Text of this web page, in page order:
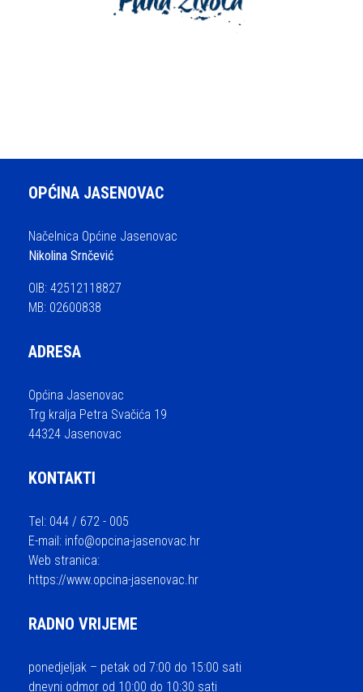
OPĆINA JASENOVAC
Načelnica Općine Jasenovac
Nikolina Srnčević
OIB: 42512118827
MB: 02600838
ADRESA
Općina Jasenovac
Trg kralja Petra Svačića 19
44324 Jasenovac
KONTAKTI
Tel: 044 / 672 - 005
E-mail: info@opcina-jasenovac.hr
Web stranica:
https://www.opcina-jasenovac.hr
RADNO VRIJEME
ponedjeljak – petak od 7:00 do 15:00 sati
dnevni odmor od 10:00 do 10:30 sati